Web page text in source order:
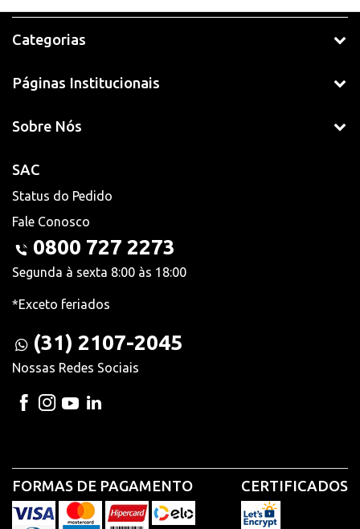
Categorias
Páginas Institucionais
Sobre Nós
SAC
Status do Pedido
Fale Conosco
0800 727 2273
Segunda à sexta 8:00 às 18:00
*Exceto feriados
(31) 2107-2045
Nossas Redes Sociais
FORMAS DE PAGAMENTO CERTIFICADOS